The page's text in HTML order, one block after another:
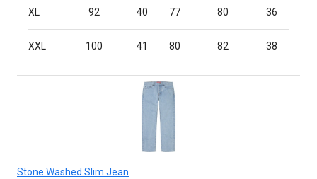
XL 92 40 77 80 36
XXL 100 41 80 82 38
Stone Washed Slim Jean